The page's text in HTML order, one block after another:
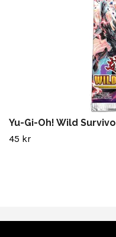
Yu-Gi-Oh! Wild
45 kr